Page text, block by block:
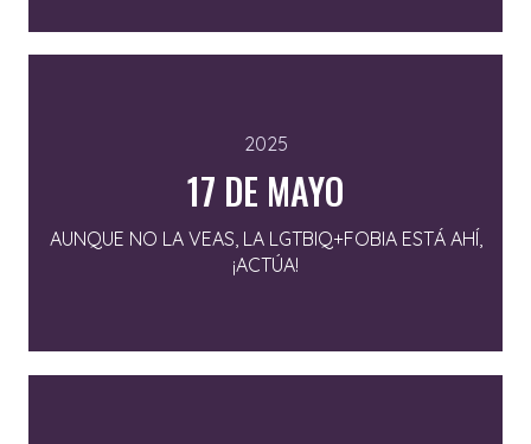
2025
17 DE MAYO
AUNQUE NO LA VEAS, LA LGTBIQ+FOBIA ESTÁ AHÍ,
¡ACTÚA!